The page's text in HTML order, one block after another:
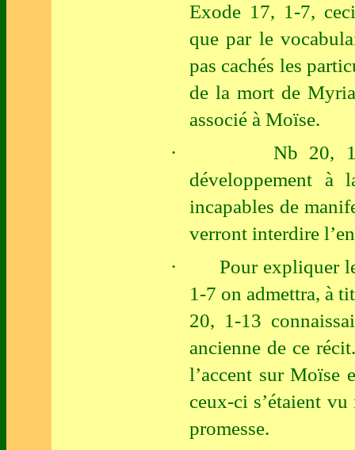
Exode 17, 1-7,
que par le
pas cachés les
de la mort de
associé à Moïse.
·
Nb 20,
développement
incapables de
verront interdire
·
Pour expliquer
1-7 on admettra, à
20, 1-13
ancienne de ce
l’accent sur Moïse
ceux-ci s’étaient
promesse.